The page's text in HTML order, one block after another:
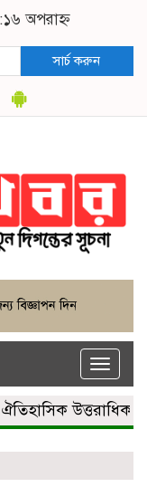
অপরাহ্ন
সার্চ করুন
Toggle
উত্তরাধিকারের